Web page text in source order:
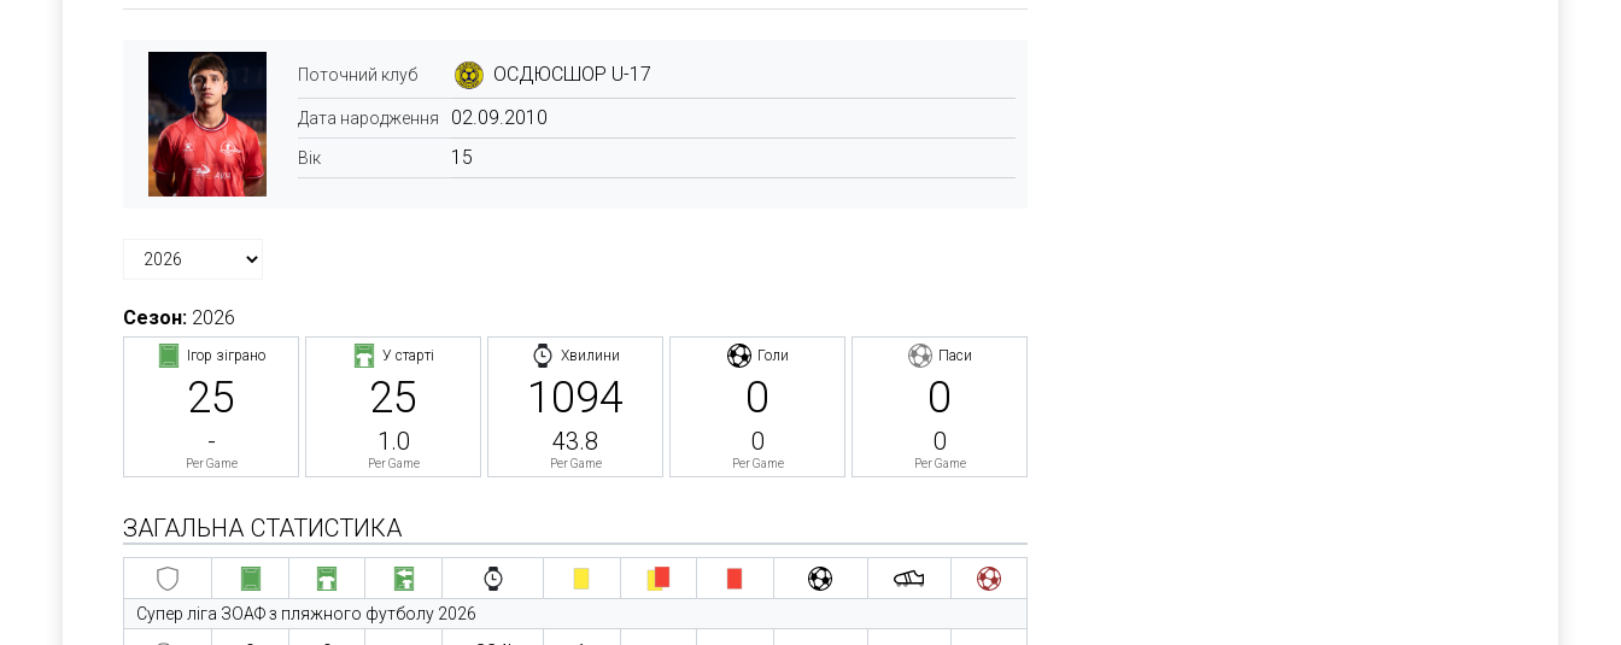
Поточний клуб ОСДЮСШОР U-17
Дата народження 02.09.2010
Вік 15
Сезон: 2026
Ігор зіграно
25
-
Per Game
У старті
25
1.0
Per Game
Хвилини
1094
43.8
Per Game
Голи
0
0
Per Game
Паси
0
0
Per Game
ЗАГАЛЬНА СТАТИСТИКА
Супер ліга ЗОАФ з пляжного футболу 2026